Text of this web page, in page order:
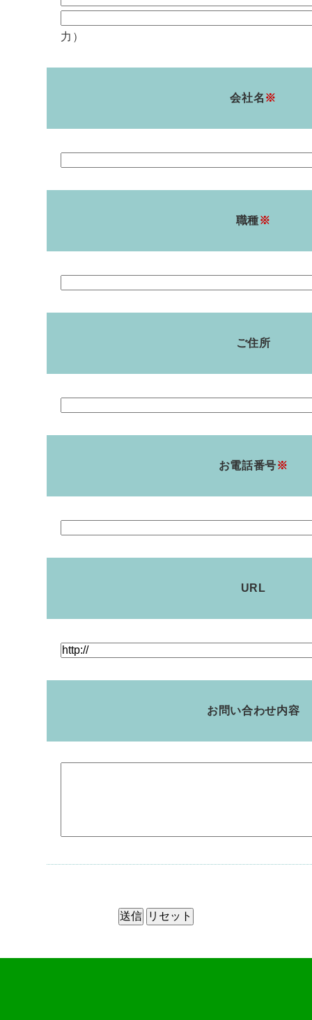
力）
会社名 ※
職種※
ご住所
お電話番号※
URL
お問い合わせ内容